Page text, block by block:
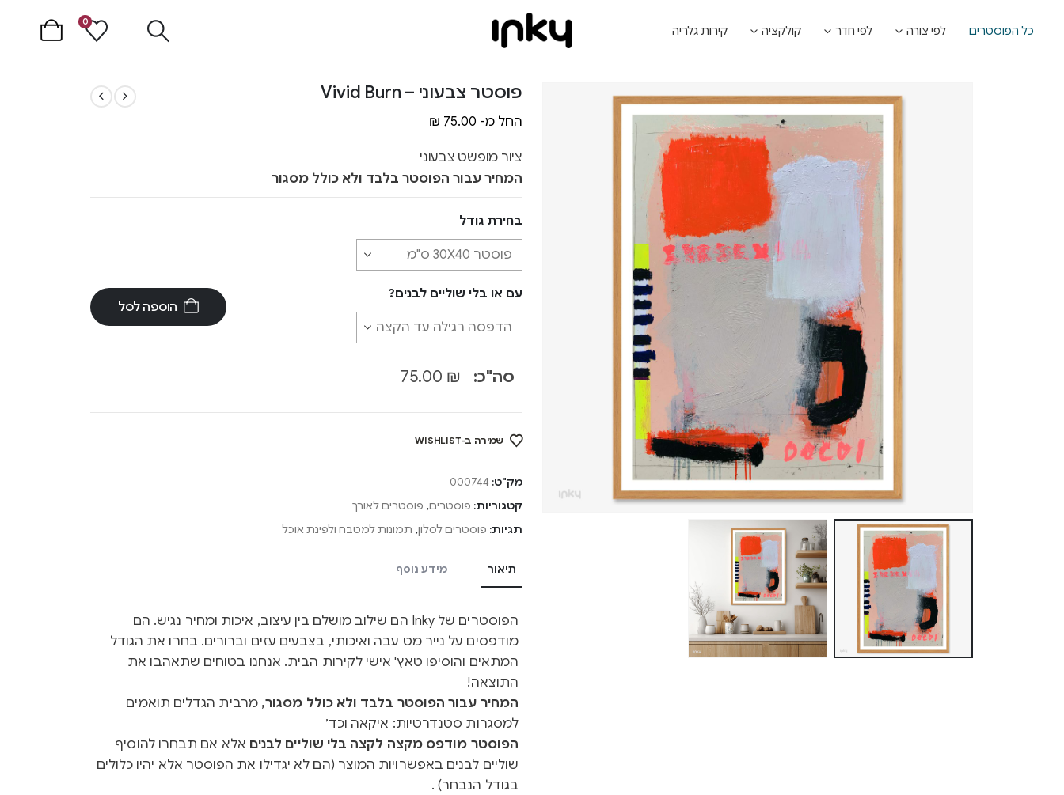
כל הפוסטרים לפי צורה לפי חדר קולקציה קירות גלריה
0
פוסטר צבעוני – Vivid Burn
החל מ- ₪ 75.00
ציור מופשט צבעוני
המחיר עבור הפוסטר בלבד ולא כולל מסגור
בחירת גודל
עם או בלי שוליים לבנים?
סה"כ: ₪
הוספה לסל
שמירה ב-WISHLIST
מק"ט: 000744
קטגוריות: פוסטרים, פוסטרים לאורך
תגיות: פוסטרים לסלון, תמונות למטבח ולפינת אוכל
תיאור מידע נוסף
הפוסטרים של Inky הם שילוב מושלם בין עיצוב, איכות ומחיר נגיש. הם
מודפסים על נייר מט עבה ואיכותי, בצבעים עזים וברורים. בחרו את הגודל
המתאים והוסיפו טאץ' אישי לקירות הבית. אנחנו בטוחים שתאהבו את
התוצאה!
המחיר עבור הפוסטר בלבד ולא כולל מסגור, מרבית הגדלים תואמים
למסגרות סטנדרטיות: איקאה וכד׳
הפוסטר מודפס מקצה לקצה בלי שוליים לבנים אלא אם תבחרו להוסיף
שוליים לבנים באפשרויות המוצר (הם לא יגדילו את הפוסטר אלא יהיו כלולים
בגודל הנבחר) .